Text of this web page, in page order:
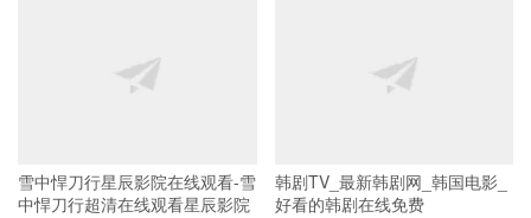
雪中悍刀行星辰影院在线观看-雪
中悍刀行超清在线观看星辰影院
韩剧TV_最新韩剧网_韩国电影_
好看的韩剧在线免费